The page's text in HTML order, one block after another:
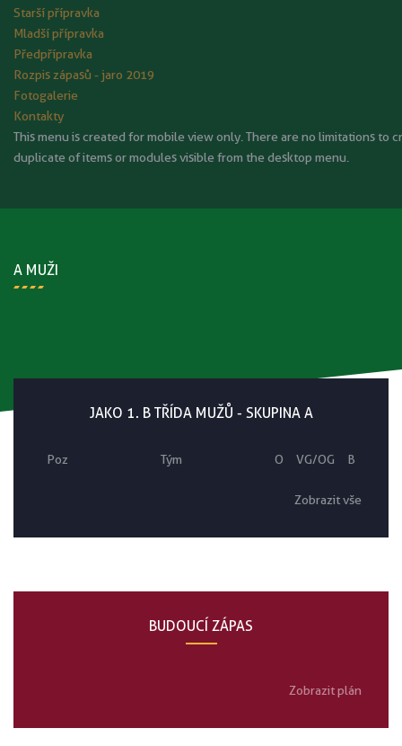
Starší přípravka
Mladší přípravka
Předpřípravka
Rozpis zápasů - jaro 2019
Fotogalerie
Kontakty
This menu is created for mobile view only. There are no limitations to
duplicate of items or modules visible from the desktop menu.
A MUŽI
JAKO 1. B TŘÍDA MUŽŮ - SKUPINA A
Poz Tým O VG/OG B
Zobrazit vše
BUDOUCÍ ZÁPAS
Zobrazit plán